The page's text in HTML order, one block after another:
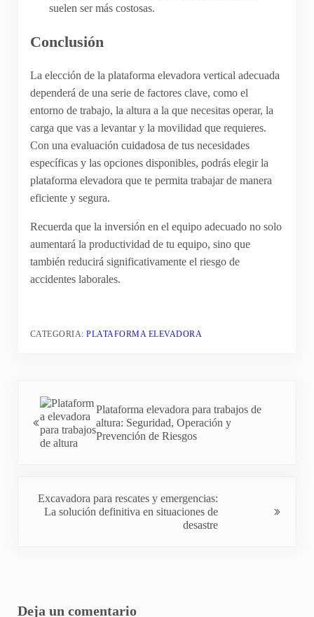
suelen ser más costosas.
Conclusión
La elección de la plataforma elevadora vertical adecuada
dependerá de una serie de factores clave, como el
entorno de trabajo, la altura a la que necesitas operar, la
carga que vas a levantar y la movilidad que requieres.
Con una evaluación cuidadosa de tus necesidades
específicas y las opciones disponibles, podrás elegir la
plataforma elevadora que te permita trabajar de manera
eficiente y segura.
Recuerda que la inversión en el equipo adecuado no solo
aumentará la productividad de tu equipo, sino que
también reducirá significativamente el riesgo de
accidentes laborales.
CATEGORIA:PLATAFORMA ELEVADORA
Plataforma elevadora para trabajos de
altura: Seguridad, Operación y
Prevención de Riesgos
Excavadora para rescates y emergencias:
La solución definitiva en situaciones de
desastre
Deja un comentario